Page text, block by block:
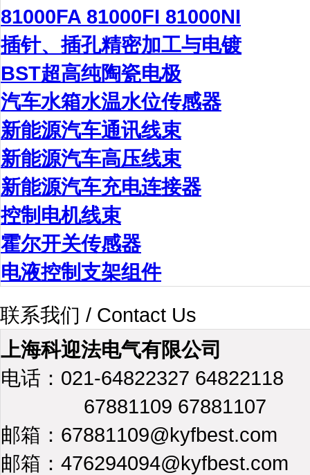
81000FA 81000FI 81000NI
插针、插孔精密加工与电镀
BST超高纯陶瓷电极
汽车水箱水温水位传感器
新能源汽车通讯线束
新能源汽车高压线束
新能源汽车充电连接器
控制电机线束
霍尔开关传感器
电液控制支架组件
联系我们 / Contact Us
上海科迎法电气有限公司
电话：021-64822327 64822118
67881109 67881107
邮箱：67881109@kyfbest.com
邮箱：476294094@kyfbest.com